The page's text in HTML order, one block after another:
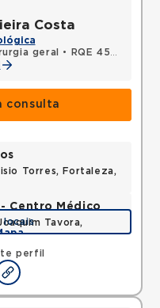
Costa
geral •
RQE 4509 - Cancerologia/cancerologia cirúrgica
consulta
perfil
Torres, Fortaleza,
Centro Médico
Tavora,
locais